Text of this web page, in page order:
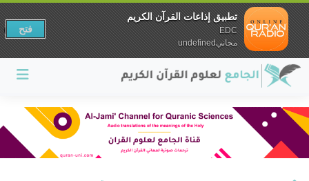
تطبيق إذاعات القرآن الكريم
EDC
مجانيundefined
فتح